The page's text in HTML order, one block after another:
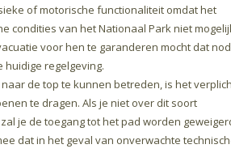
of motorische functionaliteit omdat het
condities van het Nationaal Park niet
voor hen te garanderen mocht dat
huidige regelgeving.
de top te kunnen betreden, is het
te dragen. Als je niet over dit soort
je de toegang tot het pad worden
dat in het geval van onverwachte